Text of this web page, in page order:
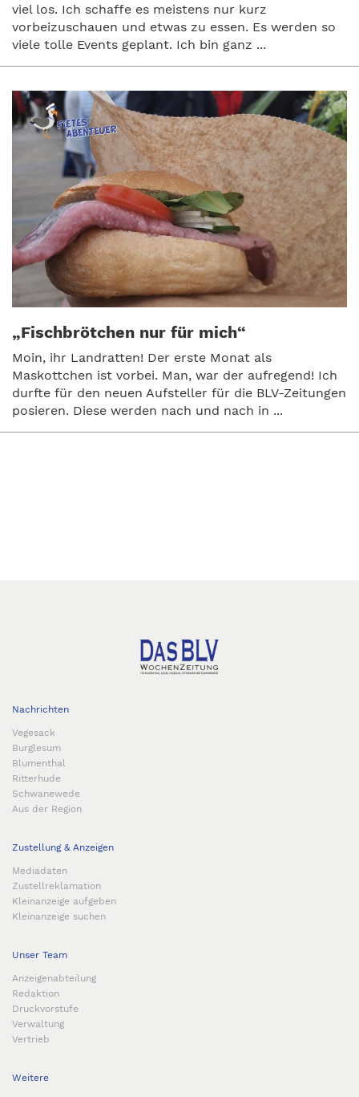
viel los. Ich schaffe es meistens nur kurz
vorbeizuschauen und etwas zu essen. Es werden so
viele tolle Events geplant. Ich bin ganz ...
„Fischbrötchen nur für mich“
Moin, ihr Landratten! Der erste Monat als
Maskottchen ist vorbei. Man, war der aufregend! Ich
durfte für den neuen Aufsteller für die BLV-Zeitungen
posieren. Diese werden nach und nach in ...
Nachrichten
Vegesack
Burglesum
Blumenthal
Ritterhude
Schwanewede
Aus der Region
Zustellung & Anzeigen
Mediadaten
Zustellreklamation
Kleinanzeige aufgeben
Kleinanzeige suchen
Unser Team
Anzeigenabteilung
Redaktion
Druckvorstufe
Verwaltung
Vertrieb
Weitere